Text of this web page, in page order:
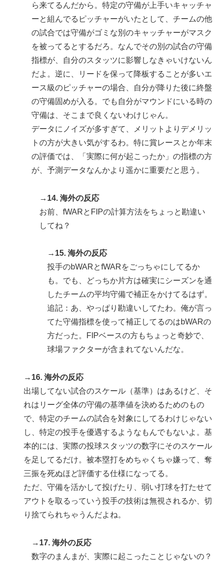
ら来てるんだから。特定の守備が上手いキャッチャ
ーと組んでるピッチャーがいたとして、チームの他
の試合では守備がゴミな別のキャッチャーがマスク
を被ってるとするだろ。なんでその別の試合の守備
指標が、自分のスタッツに影響しなきゃいけないん
だよ。逆に、リードを保って降板することが多いエ
ース級のピッチャーの場合、自分が降りた後に終盤
の守備固めが入る。でも自分がマウンドにいる時の
守備は、そこまで良くないわけじゃん。
データにノイズが多すぎて、メリットよりデメリッ
トの方が大きい気がするわ。特に賞レースとか年末
の評価では、「実際に何が起こったか」の指標の方
が、予測データなんかより遥かに重要だと思う。
→14. 海外の反応
お前、fWARとFIPの計算方法をちょっと勘違い
してね？
→15. 海外の反応
投手のbWARとfWARをごっちゃにしてるか
も。でも、どっちか片方は確実にシーズンを通
したチームの平均守備で補正をかけてるはず。
追記：あ、やっぱり勘違いしてたわ。俺が言っ
てた守備指標を使って補正してるのはbWARの
方だった。FIPベースの方もちょっと奇妙で、
球場ファクターが含まれてないんだな。
→16. 海外の反応
出場してない試合のスケール（基準）はあるけど、そ
れはリーグ全体の守備の基準値を決めるためのもの
で、特定のチームの試合を対象にしてるわけじゃない
し、特定の投手を優遇するようなもんでもないよ。基
本的には、実際の投球スタッツの数字にそのスケール
を足してるだけ。被本塁打をめちゃくちゃ嫌って、奪
三振を死ぬほど評価する仕様になってる。
ただ、守備を活かして投げたり、弱い打球を打たせて
アウトを取るっていう投手の技術は無視されるか、切
り捨てられちゃうんだよね。
→17. 海外の反応
数字のまんまが、実際に起こったことじゃないの？